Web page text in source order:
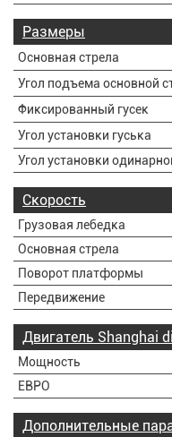
Размеры
Основная стрела
Угол подъема основной
Фиксированный гусек
Угол установки гуська
Угол установки
Скорость
Грузовая лебедка
Основная стрела
Поворот платформы
Передвижение
Двигатель Shanghai
Мощность
ЕВРО
Дополнительные